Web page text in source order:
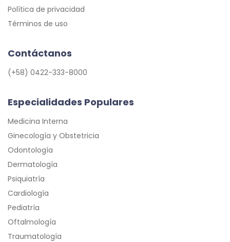
Política de privacidad
Términos de uso
Contáctanos
(+58) 0422-333-8000
Especialidades Populares
Medicina Interna
Ginecología y Obstetricia
Odontología
Dermatología
Psiquiatría
Cardiología
Pediatría
Oftalmología
Traumatología